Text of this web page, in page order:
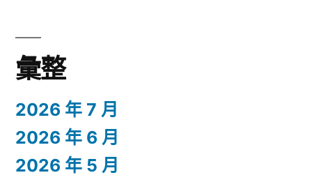
彙整
2026 年 7 月
2026 年 6 月
2026 年 5 月